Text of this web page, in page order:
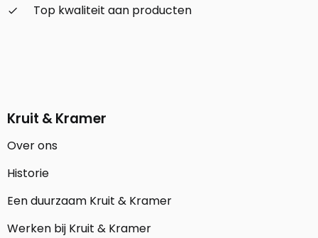
check_small
Top kwaliteit aan producten
Kruit & Kramer
Over ons
Historie
Een duurzaam Kruit & Kramer
Werken bij Kruit & Kramer